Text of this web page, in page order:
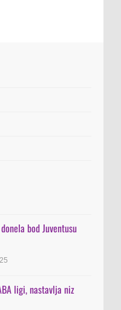
bod Juventusu
ligi, nastavlja niz